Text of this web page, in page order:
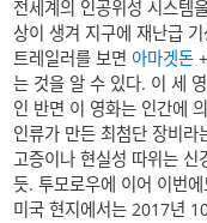
전세계의 인공위성 시스템
상이 생겨 지구에 재난급
트레일러를 보면 아마겟돈
는 것을 알 수 있다. 이 세
인 반면 이 영화는 인간에
인류가 만든 최첨단 장비
고증이나 현실성 따위는 신
듯. 투모로우에 이어 이번
미국 현지에서는 2017년